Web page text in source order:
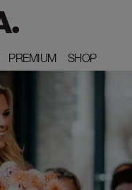
PREMIUM
PREMIUM SHOP
SHOP